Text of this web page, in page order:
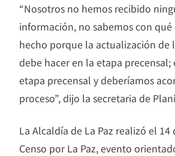
“Nosotros no hemos recibido
información, no sabemos con qué
hecho porque la actualización de
debe hacer en la etapa precensal;
etapa precensal y deberíamos
proceso”, dijo la secretaria de
La Alcaldía de La Paz realizó el
Censo por La Paz, evento